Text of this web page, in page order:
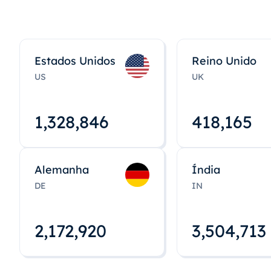
Estados Unidos
US
1,328,848
Reino Unido
UK
418,167
Alemanha
DE
2,172,922
Índia
IN
3,504,715